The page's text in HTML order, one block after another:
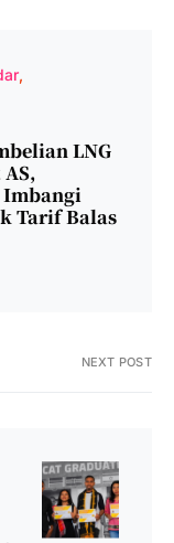
LNG
Tarif Balas
NEXT POST